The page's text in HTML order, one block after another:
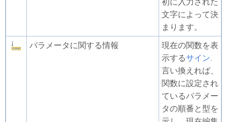
文字によって決
まります。
パラメータに関する情報
現在の関数を表
示するサイン.
言い換えれば、
関数に設定され
ているパラメー
タの順番と型を